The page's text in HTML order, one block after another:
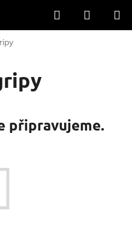
Hledat
KOŠÍK
připravujeme.